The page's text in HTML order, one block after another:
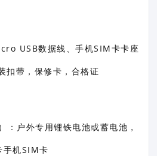
USB数据线、手机SIM卡卡座
扣带，保修卡，合格证
：户外专用锂铁电池或蓄电池，
手机SIM卡